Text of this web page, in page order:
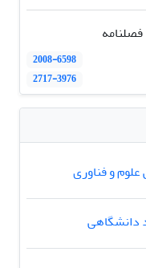
فصلنامه
2008-6598
2717-3976